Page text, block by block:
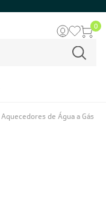
0
Aquecedores de Água a Gás